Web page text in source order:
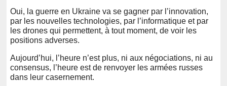
Oui, la guerre en Ukraine va se gagner par l’innovation,
par les nouvelles technologies, par l’informatique et par
les drones qui permettent, à tout moment, de voir les
positions adverses.
Aujourd’hui, l’heure n’est plus, ni aux négociations, ni au
consensus, l’heure est de renvoyer les armées russes
dans leur casernement.